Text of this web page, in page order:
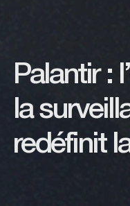
Palantir :
la
redéfinit